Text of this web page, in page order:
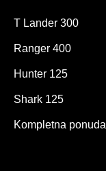
T Lander 300
Ranger 400
Hunter 125
Shark 125
Kompletna ponuda